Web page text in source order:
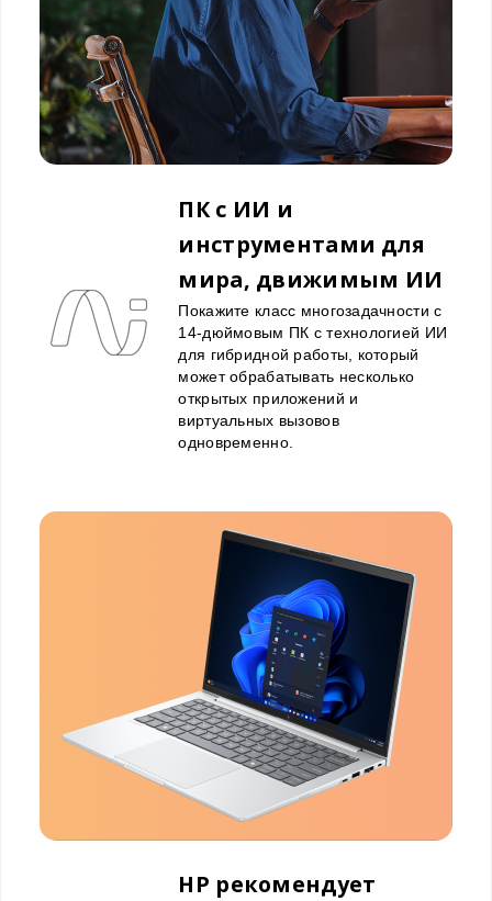
ПК с ИИ и
инструментами для
мира, движимым ИИ
Покажите класс многозадачности с
14-дюймовым ПК с технологией ИИ
для гибридной работы, который
может обрабатывать несколько
открытых приложений и
виртуальных вызовов
одновременно.
HP рекомендует